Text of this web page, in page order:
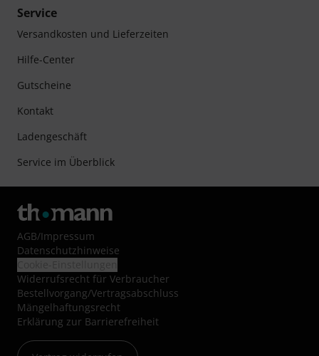
Service
Versandkosten und Lieferzeiten
Hilfe-Center
Gutscheine
Kontakt
Ladengeschäft
Service im Überblick
AGB/Impressum
Datenschutzhinweise
Widerrufsrecht für Verbraucher
Bestellvorgang/Vertragsabschluss
Mängelhaftungsrecht
Erklärung zur Barrierefreiheit